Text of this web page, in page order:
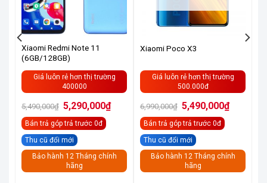
Xiaomi Redmi Note 11
(6GB/128GB)
Giá luôn rẻ hơn thị trường
400000
5,490,000₫ Giá
gốc
là:
5,490,000₫.
5,290,000₫Giá
hiện
5,290,000₫.
Bán trả góptrả trước 0đ
Thu cũ đổi mới
Bảo hành 12 Tháng chính
hãng
Xiaomi Poco X3
Giá luôn rẻ hơn thị trường
500.000đ
6,990,000₫ Giá
gốc
là:
6,990,000₫.
5,490,000₫Giá
hiện
Bán trả góptrả trước 0đ
Thu cũ đổi mới
Bảo hành 12 Tháng chính
hãng